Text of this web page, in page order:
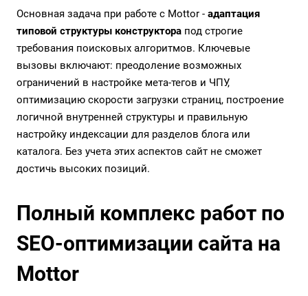
Основная задача при работе с Mottor - адаптация
типовой структуры конструктора под строгие
требования поисковых алгоритмов. Ключевые
вызовы включают: преодоление возможных
ограничений в настройке мета-тегов и ЧПУ,
оптимизацию скорости загрузки страниц, построение
логичной внутренней структуры и правильную
настройку индексации для разделов блога или
каталога. Без учета этих аспектов сайт не сможет
достичь высоких позиций.
Полный комплекс работ по
SEO-оптимизации сайта на
Mottor